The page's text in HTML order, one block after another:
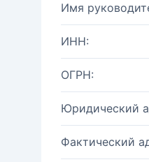
Имя
ИНН:
ОГРН:
Юридический
Фактический